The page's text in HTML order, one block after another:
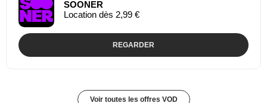
SOONER
Location dès 2,99 €
REGARDER
Voir toutes les offres VOD